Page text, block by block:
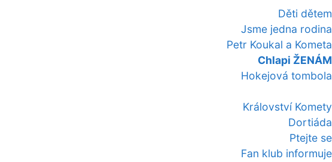
Děti dětem
Jsme jedna rodina
Petr Koukal a Kometa
Chlapi ŽENÁM
Hokejová tombola
Království Komety
Dortiáda
Ptejte se
Fan klub informuje